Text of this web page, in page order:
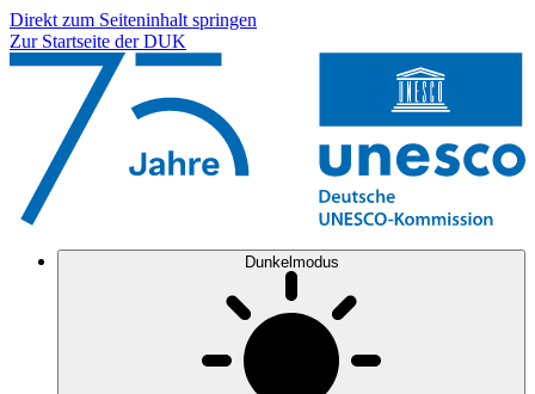
Direkt zum Seiteninhalt springen
Zur Startseite der DUK
Dunkelmodus